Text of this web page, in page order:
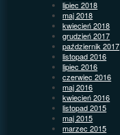
lipiec 2018
maj 2018
kwiecień 2018
grudzień 2017
październik 2017
listopad 2016
lipiec 2016
czerwiec 2016
maj 2016
kwiecień 2016
listopad 2015
maj 2015
marzec 2015